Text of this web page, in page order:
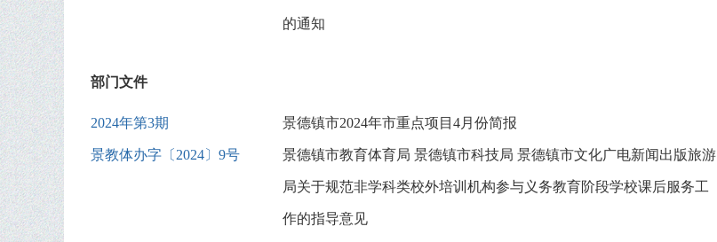
的通知
部门文件
2024年第3期 景德镇市2024年市重点项目4月份简报
景教体办字〔2024〕9号 景德镇市教育体育局 景德镇市科技局 景德镇市文化广电新闻出版旅游
局关于规范非学科类校外培训机构参与义务教育阶段学校课后服务工
作的指导意见